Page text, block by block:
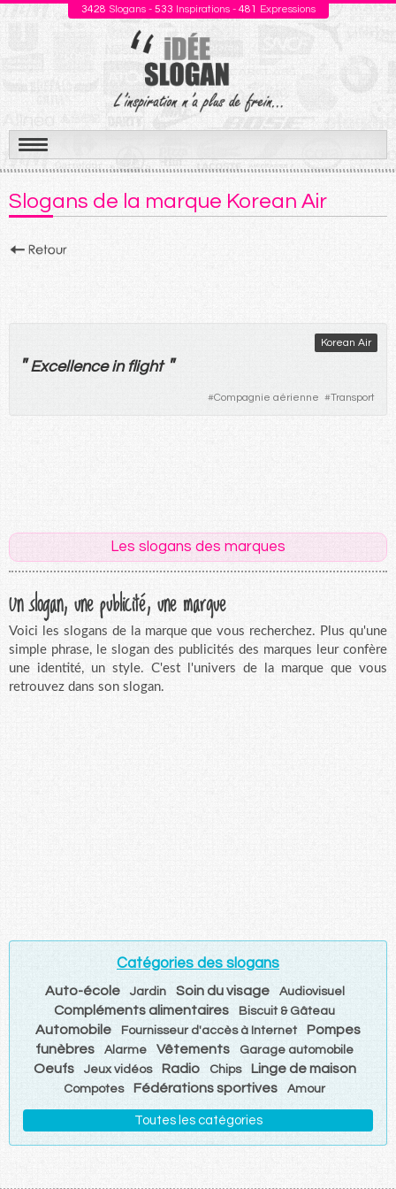
3428 Slogans - 533 Inspirations - 481 Expressions
Aller
au
contenu
Slogans de la marque Korean Air
Korean Air
"Excellence in flight "
#Compagnie aérienne #Transport
Les slogans des marques
Un slogan, une publicité, une marque
Voici les slogans de la marque que vous recherchez. Plus qu'une
simple phrase, le slogan des publicités des marques leur confère
une identité, un style. C'est l'univers de la marque que vous
retrouvez dans son slogan.
Catégories des slogans
Auto-école Jardin Soin du visage Audiovisuel
Compléments alimentaires Biscuit & Gâteau
Automobile Fournisseur d'accès à Internet
Pompes
funèbres
Alarme Vêtements Garage automobile
Oeufs Jeux vidéos Radio Chips Linge de maison
Compotes Fédérations sportives Amour
Toutes les catégories